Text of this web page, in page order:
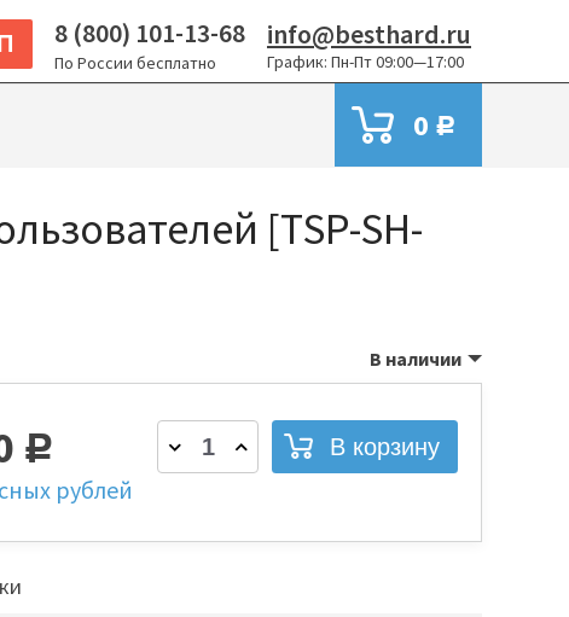
8 (800) 101-13-68
По России бесплатно
info@besthard.ru
График: Пн-Пт 09:00—17:00
0 Р
[TSP-SH-
В наличии
Р
рублей